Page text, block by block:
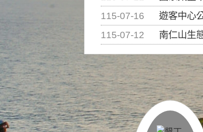
115-07-16
遊客中心
115-07-12
南仁山生態保護區步